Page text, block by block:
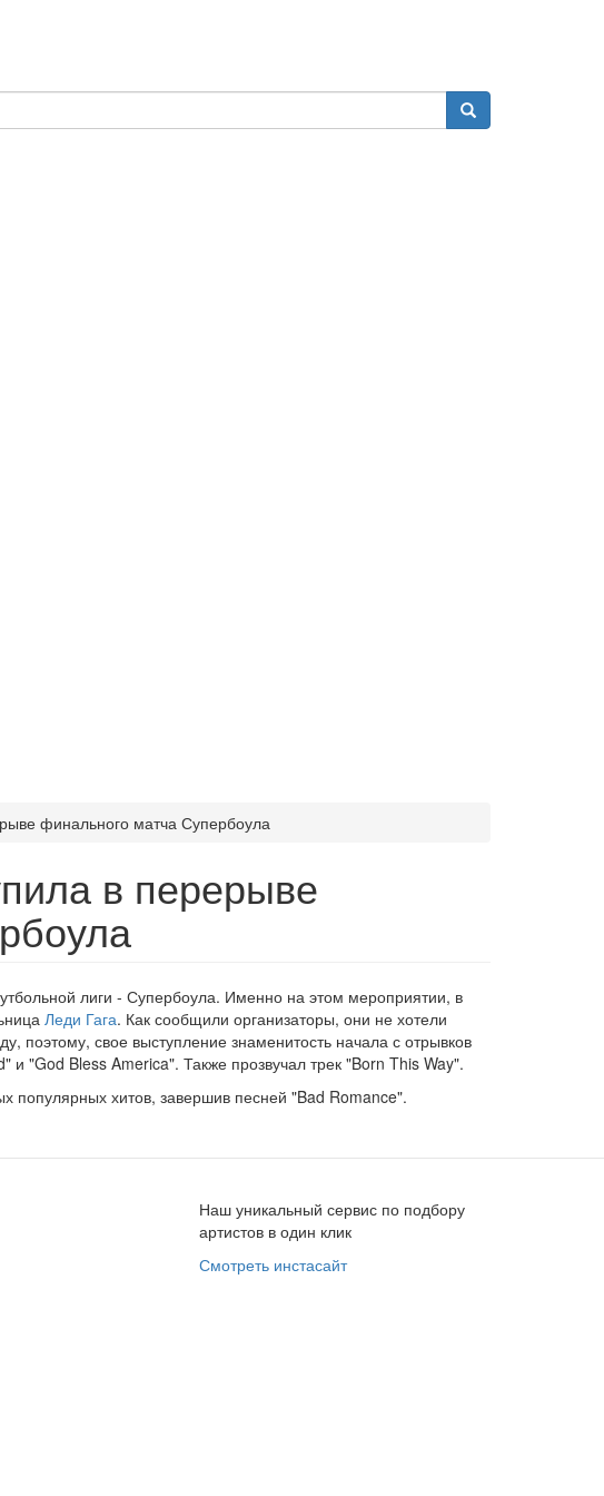
финального матча Супербоула
в перерыве
лиги - Супербоула. Именно на этом мероприятии, в
Леди Гага. Как сообщили организаторы, они не хотели
поэтому, свое выступление знаменитость начала с отрывков
и "God Bless America". Также прозвучал трек "Born This Way".
популярных хитов, завершив песней "Bad Romance".
Наш уникальный сервис по подбору
артистов в один клик
Смотреть инстасайт